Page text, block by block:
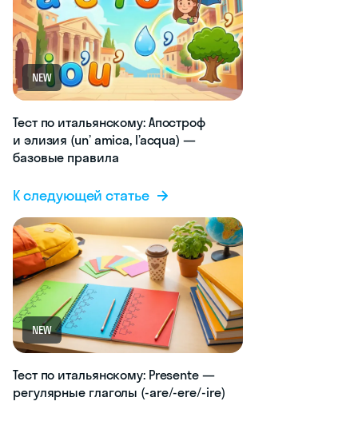
NEW
Тест по итальянскому: Апостроф
и элизия (un’ amica, l’acqua) —
базовые правила
К следующей статье
NEW
Тест по итальянскому: Presente —
регулярные глаголы (-are/-ere/-ire)